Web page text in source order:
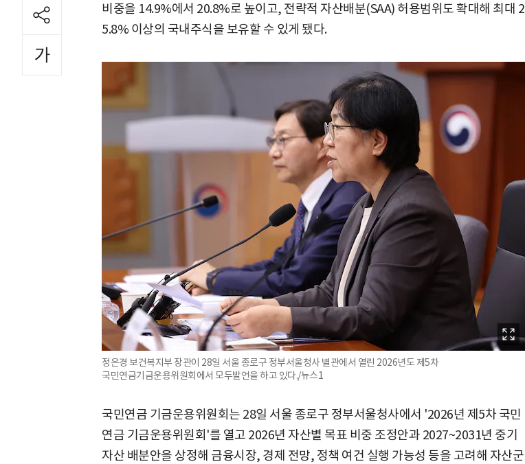
비중을 14.9%에서 20.8%로 높이고, 전략적 자산배분(SAA) 허용범위도 확대해 최대 2
5.8% 이상의 국내주식을 보유할 수 있게 됐다.
정은경 보건복지부 장관이 28일 서울 종로구 정부서울청사 별관에서 열린 2026년도 제5차
국민연금기금운용위원회에서 모두발언을 하고 있다./뉴스1
국민연금 기금운용위원회는 28일 서울 종로구 정부서울청사에서 '2026년 제5차 국민
연금 기금운용위원회'를 열고 2026년 자산별 목표 비중 조정안과 2027~2031년 중기
자산 배분안을 상정해 금융시장, 경제 전망, 정책 여건 실행 가능성 등을 고려해 자산군